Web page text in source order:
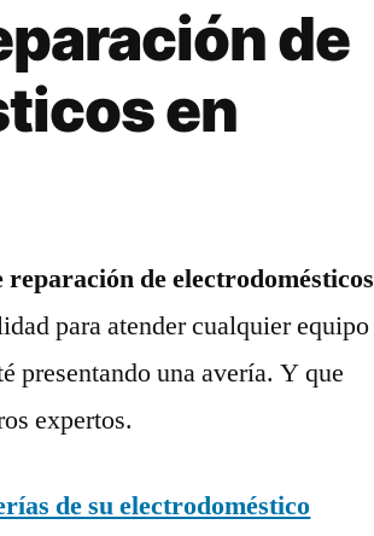
de
en
de electrodomésticos
para atender cualquier equipo
presentando una avería. Y que
expertos.
de su electrodoméstico